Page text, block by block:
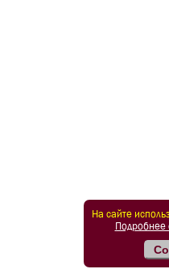
На сайте
Подробнее